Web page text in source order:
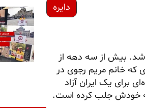
دایره
شد. بیش از سه دهه از
خانم مریم رجوی در
برای یک ایران آزاد
خودش جلب کرده است.